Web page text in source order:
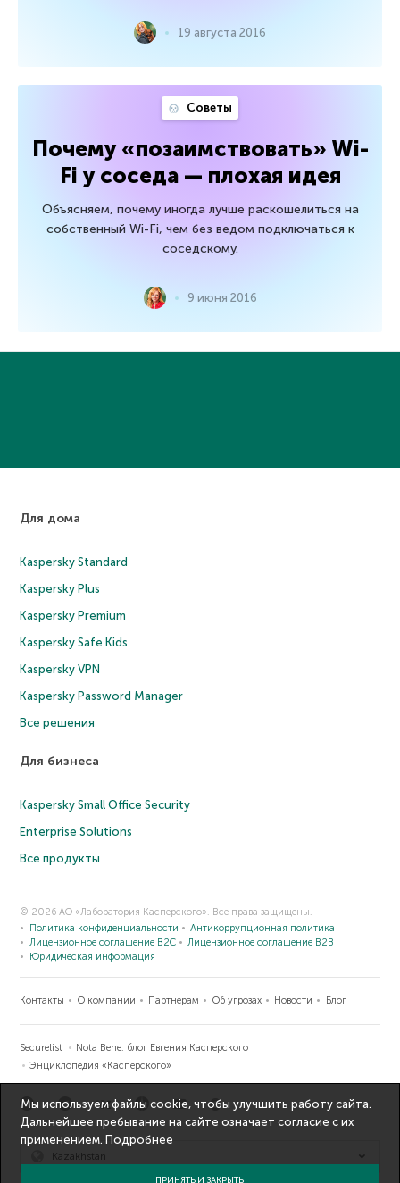
19 августа 2016
Советы
Почему «позаимствовать» Wi-
Fi у соседа — плохая идея
Объясняем, почему иногда лучше раскошелиться на
собственный Wi-Fi, чем без ведом подключаться к
соседскому.
9 июня 2016
Для дома
Kaspersky Standard
Kaspersky Plus
Kaspersky Premium
Kaspersky Safe Kids
Kaspersky VPN
Kaspersky Password Manager
Все решения
Для бизнеса
Kaspersky Small Office Security
Enterprise Solutions
Все продукты
© 2026 АО «Лаборатория Касперского». Все права защищены.
Политика конфиденциальности
Антикоррупционная политика
Лицензионное соглашение B2C
Лицензионное соглашение B2B
Юридическая информация
Контакты О компании Партнерам Об угрозах Новости Блог
Securelist
Nota Bene: блог Евгения Касперского
Энциклопедия «Касперского»
Kazakhstan
Мы используем файлы cookie, чтобы улучшить работу сайта.
Дальнейшее пребывание на сайте означает согласие с их
применением. Подробнее
ПРИНЯТЬ И ЗАКРЫТЬ